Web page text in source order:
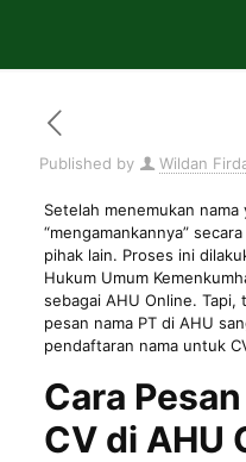
Published by Wildan
Setelah menemukan
“mengamankannya”
pihak lain. Proses ini
Hukum Umum
sebagai AHU Online.
pesan nama PT di AHU
pendaftaran nama untuk
Cara
CV di AHU